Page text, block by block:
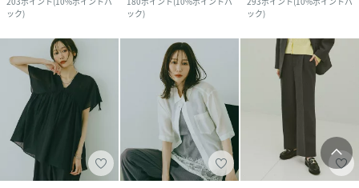
ック)
ック)
ック)